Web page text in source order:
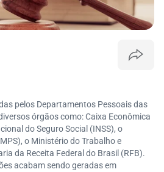
pelos Departamentos Pessoais das
órgãos como: Caixa Econômica
do Seguro Social (INSS), o
o Ministério do Trabalho e
da Receita Federal do Brasil (RFB).
acabam sendo geradas em